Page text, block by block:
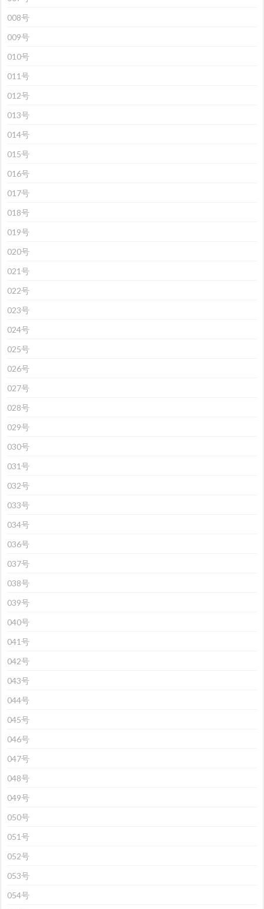
008号
009号
010号
011号
012号
013号
014号
015号
016号
017号
018号
019号
020号
021号
022号
023号
024号
025号
026号
027号
028号
029号
030号
031号
032号
033号
034号
036号
037号
038号
039号
040号
041号
042号
043号
044号
045号
046号
047号
048号
049号
050号
051号
052号
053号
054号